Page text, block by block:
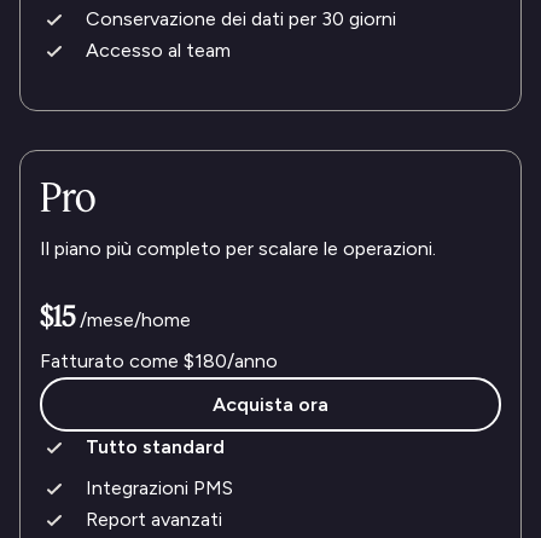
Conservazione dei dati per 30 giorni
Accesso al team
Pro
Il piano più completo per scalare le operazioni.
$15 /mese/home
Fatturato come $180/anno
Acquista ora
Tutto standard
Integrazioni PMS
Report avanzati